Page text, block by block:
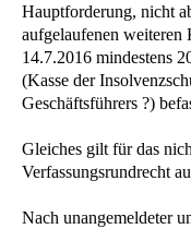
Hauptforderung, nicht
aufgelaufenen weiteren
14.7.2016 mindestens
(Kasse der
Geschäftsführers ?)
Gleiches gilt für das
Verfassungsrundrecht
Nach unangemeldeter